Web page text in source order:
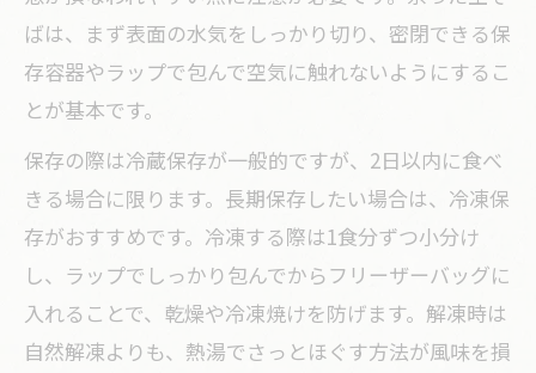
ばは、まず表面の水気をしっかり切り、密閉できる保
存容器やラップで包んで空気に触れないようにするこ
とが基本です。
保存の際は冷蔵保存が一般的ですが、2日以内に食べ
きる場合に限ります。長期保存したい場合は、冷凍保
存がおすすめです。冷凍する際は1食分ずつ小分け
し、ラップでしっかり包んでからフリーザーバッグに
入れることで、乾燥や冷凍焼けを防げます。解凍時は
自然解凍よりも、熱湯でさっとほぐす方法が風味を損